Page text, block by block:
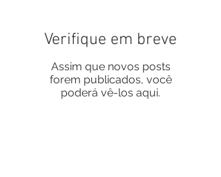
Verifique em breve
Assim que novos posts
forem publicados, você
poderá vê-los aqui.